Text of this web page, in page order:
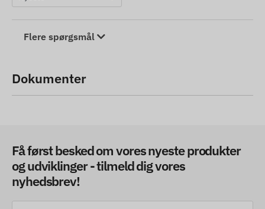
Flere spørgsmål
Dokumenter
Få først besked om vores nyeste produkter
og udviklinger - tilmeld dig vores
nyhedsbrev!